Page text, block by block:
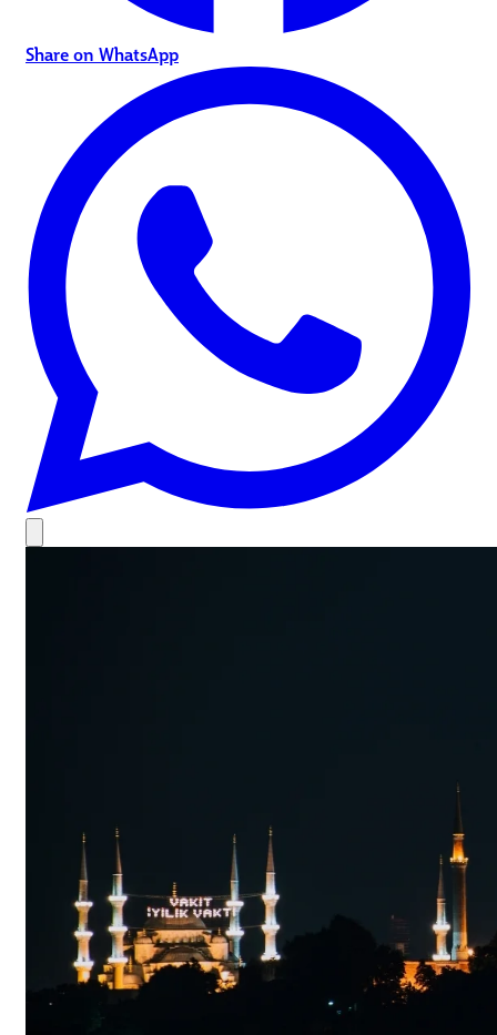
Share on WhatsApp